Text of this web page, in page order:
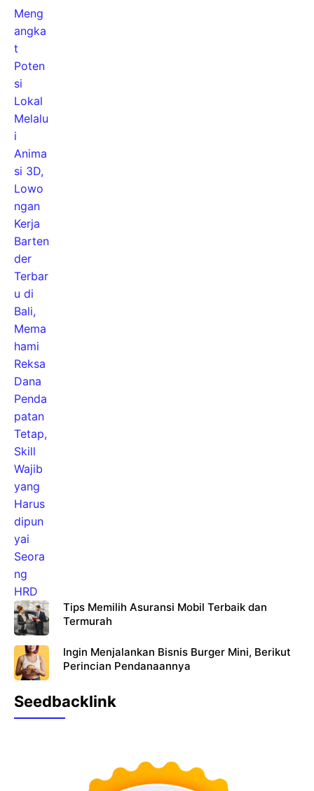
Tips Memilih Asuransi Mobil Terbaik dan
Termurah
Ingin Menjalankan Bisnis Burger Mini, Berikut
Perincian Pendanaannya
Seedbacklink